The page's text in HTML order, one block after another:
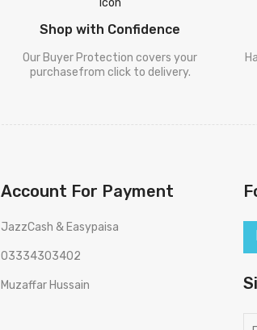
Shop with Confidence
Our Buyer Protection covers your
purchasefrom click to delivery.
Account For Payment
JazzCash & Easypaisa
03334303402
Muzaffar Hussain